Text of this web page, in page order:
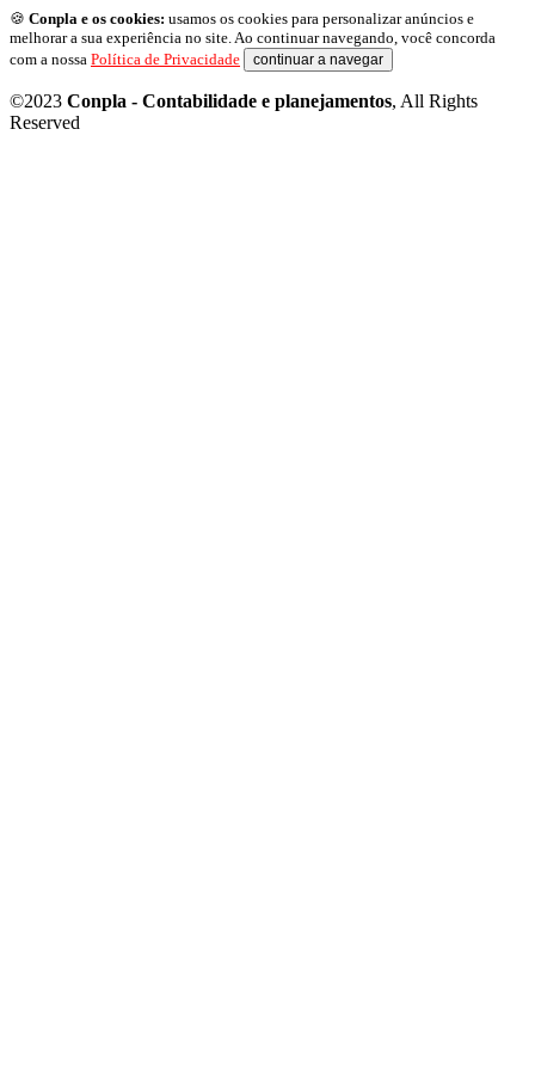
🍪 Conpla e os cookies: usamos os cookies para personalizar anúncios e
melhorar a sua experiência no site. Ao continuar navegando, você concorda
com a nossa Política de Privacidade continuar a navegar
©2023 Conpla - Contabilidade e planejamentos, All Rights
Reserved